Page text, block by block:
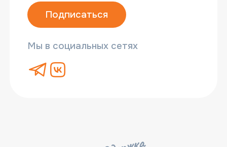
Подписаться
Мы в социальных сетях